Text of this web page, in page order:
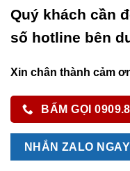
Quý khách cần
số hotline bên
Xin chân thành cảm
BẤM GỌI
NHẮN ZALO NGAY